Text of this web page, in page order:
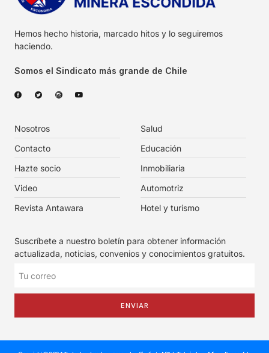
Hemos hecho historia, marcado hitos y lo seguiremos
haciendo.
Somos el Sindicato más grande de Chile
Nosotros
Contacto
Hazte socio
Video
Revista Antawara
Salud
Educación
Inmobiliaria
Automotriz
Hotel y turismo
Suscríbete a nuestro boletín para obtener información
actualizada, noticias, convenios y conocimientos gratuitos.
ENVIAR